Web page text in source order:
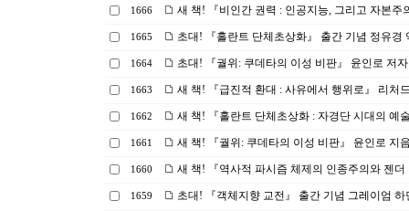
1666 새 책! 『비인간 권력 : 인공지능, 그리고 자본주
1665 초대! 『홀란트 단체초상화』 출간 기념 정유경
1664 초대! 『궐위: 쿠데타의 이성 비판』 윤인로 저
1663 새 책! 『급진적 환대 : 사유에서 행위로』 리처
1662 새 책! 『홀란트 단체초상화 : 자경단 시대의 예
1661 새 책! 『궐위: 쿠데타의 이성 비판』 윤인로 지
1660 새 책! 『역사적 파시즘 체제의 인종주의와 젠
1659 초대! 『객체지향 교전』 출간 기념 그레이엄 하